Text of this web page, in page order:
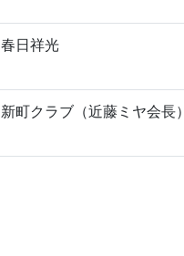
春日祥光
新町クラブ（近藤ミヤ会長）